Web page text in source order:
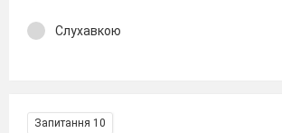
Слухавкою
Запитання 10